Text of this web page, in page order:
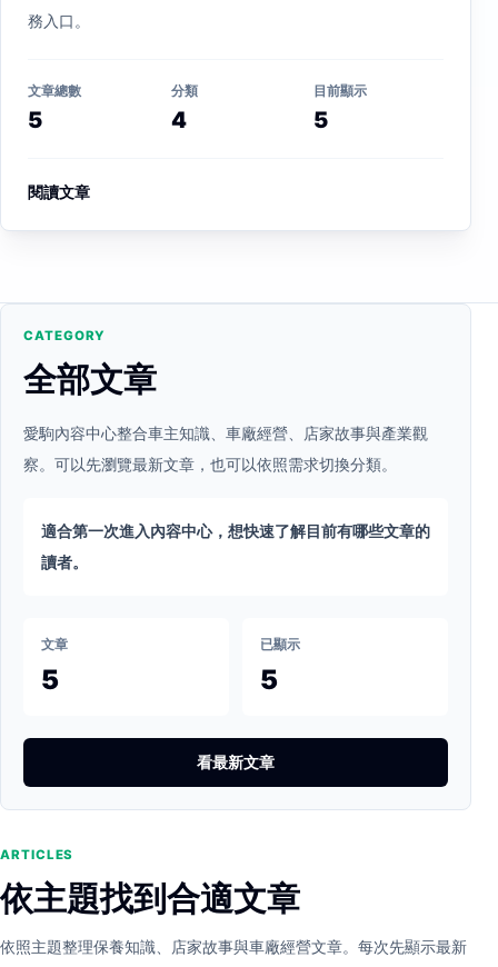
務入口。
文章總數
5
分類
4
目前顯示
5
閱讀文章
CATEGORY
全部文章
愛駒內容中心整合車主知識、車廠經營、店家故事與產業觀
察。可以先瀏覽最新文章，也可以依照需求切換分類。
適合第一次進入內容中心，想快速了解目前有哪些文章的
讀者。
文章
5
已顯示
5
看最新文章
ARTICLES
依主題找到合適文章
依照主題整理保養知識、店家故事與車廠經營文章。每次先顯示最新